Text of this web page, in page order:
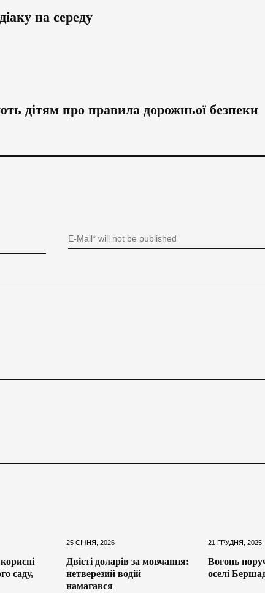
на середу
дітям про правила дорожньої безпеки
саду,
25 СІЧНЯ, 2026
Двісті доларів за мовчання:
нетверезий водій
намагався
21 ГРУДНЯ, 2025
Вогонь
оселі